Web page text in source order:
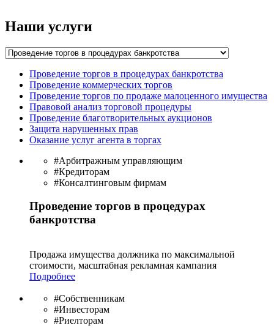
Наши услуги
Проведение торгов в процедурах банкротства
Проведение коммерческих торгов
Проведение торгов по продаже малоценного имущества
Правовой анализ торговой процедуры
Проведение благотворительных аукционов
Защита нарушенных прав
Оказание услуг агента в торгах
#Арбитражным управляющим
#Кредиторам
#Консалтинговым фирмам
Проведение торгов в процедурах
банкротства
Продажа имущества должника по максимальной
стоимости, масштабная рекламная кампания
Подробнее
#Собственникам
#Инвесторам
#Риелторам